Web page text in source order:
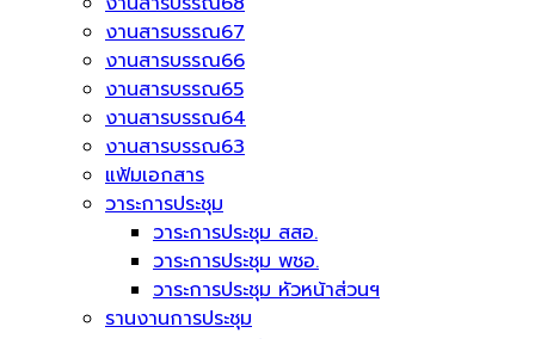
งานสารบรรณ67
งานสารบรรณ66
งานสารบรรณ65
งานสารบรรณ64
งานสารบรรณ63
แฟ้มเอกสาร
วาระการประชุม
วาระการประชุม สสอ.
วาระการประชุม พชอ.
วาระการประชุม หัวหน้าส่วนฯ
รานงานการประชุม